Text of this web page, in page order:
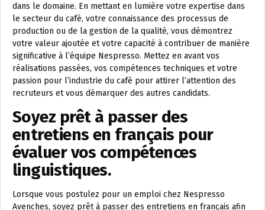
dans le domaine. En mettant en lumière votre expertise dans
le secteur du café, votre connaissance des processus de
production ou de la gestion de la qualité, vous démontrez
votre valeur ajoutée et votre capacité à contribuer de manière
significative à l’équipe Nespresso. Mettez en avant vos
réalisations passées, vos compétences techniques et votre
passion pour l’industrie du café pour attirer l’attention des
recruteurs et vous démarquer des autres candidats.
Soyez prêt à passer des
entretiens en français pour
évaluer vos compétences
linguistiques.
Lorsque vous postulez pour un emploi chez Nespresso
Avenches, soyez prêt à passer des entretiens en français afin